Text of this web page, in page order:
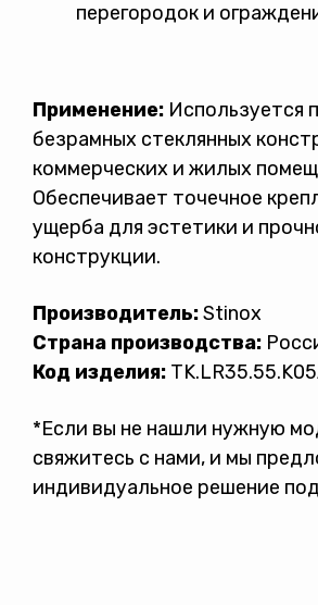
перегородок и
Применение: Используется
безрамных стеклянных
коммерческих и жилых
Обеспечивает точечное
ущерба для эстетики и
конструкции.
Производитель:Stinox
Страна производства:
Код изделия:
*Если вы не нашли нужную
свяжитесь с нами, и мы
индивидуальное решение